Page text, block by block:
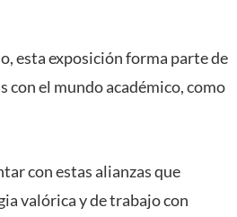
esta exposición forma parte de
con el mundo académico, como
con estas alianzas que
valórica y de trabajo con